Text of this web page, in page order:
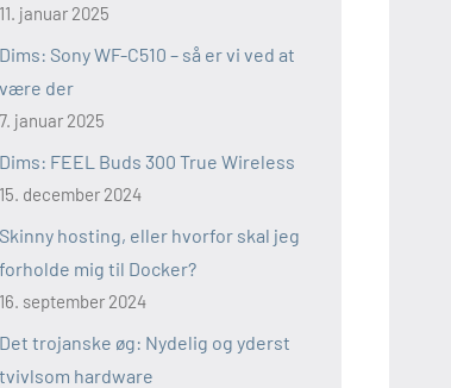
11. januar 2025
Dims: Sony WF-C510 – så er vi ved at
være der
7. januar 2025
Dims: FEEL Buds 300 True Wireless
15. december 2024
Skinny hosting, eller hvorfor skal jeg
forholde mig til Docker?
16. september 2024
Det trojanske øg: Nydelig og yderst
tvivlsom hardware